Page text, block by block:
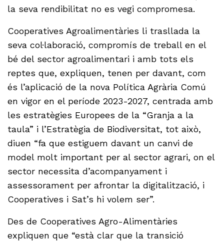
la seva rendibilitat no es vegi compromesa.
Cooperatives Agroalimentàries li trasllada la
seva col·laboració, compromís de treball en el
bé del sector agroalimentari i amb tots els
reptes que, expliquen, tenen per davant, com
és l’aplicació de la nova Política Agrària Comú
en vigor en el període 2023-2027, centrada amb
les estratègies Europees de la “Granja a la
taula” i l’Estratègia de Biodiversitat, tot això,
diuen “fa que estiguem davant un canvi de
model molt important per al sector agrari, on el
sector necessita d’acompanyament i
assessorament per afrontar la digitalització, i
Cooperatives i Sat’s hi volem ser”.
Des de Cooperatives Agro-Alimentàries
expliquen que “està clar que la transició